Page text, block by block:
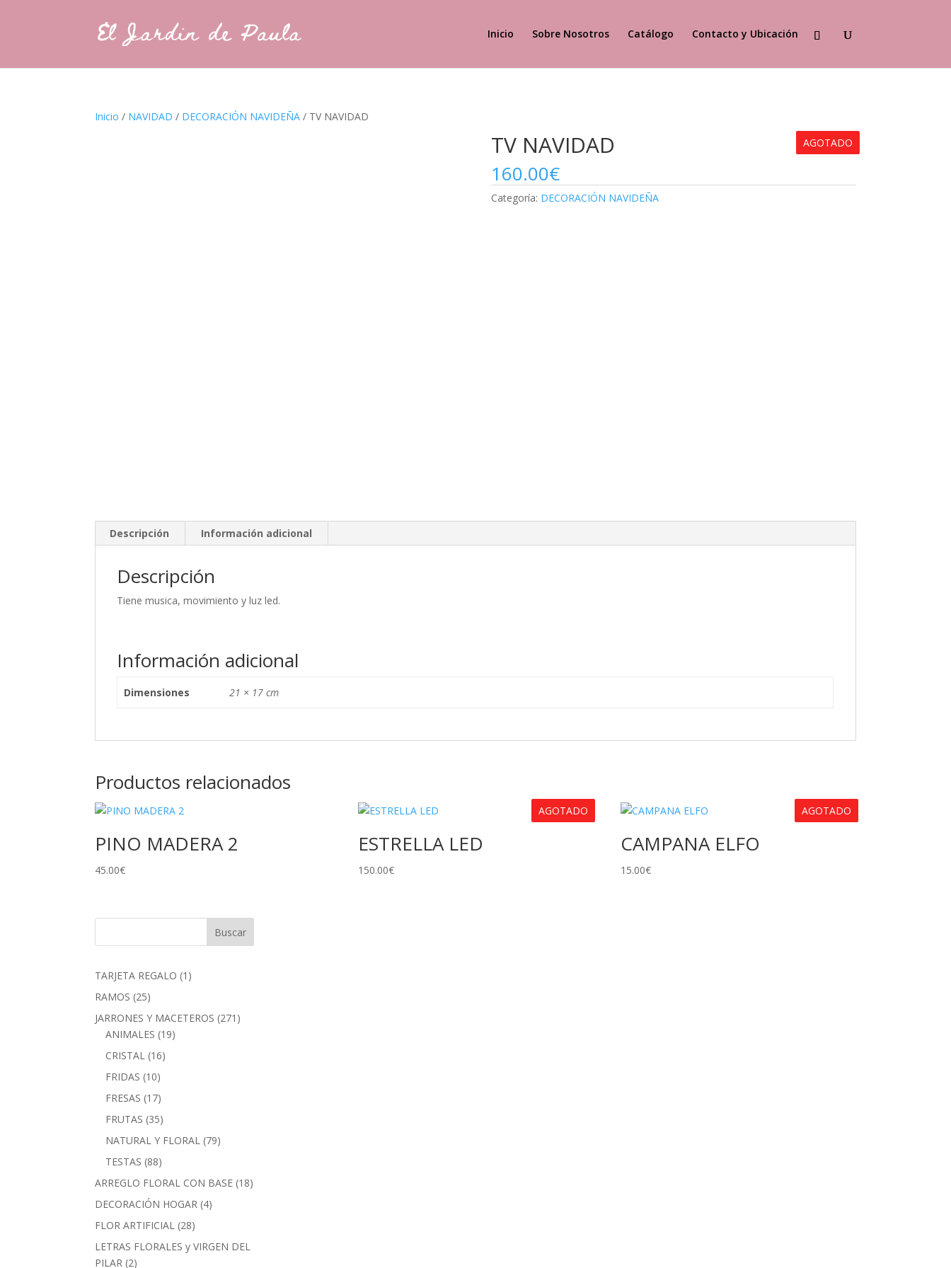
Inicio Sobre Nosotros Catálogo Contacto y Ubicación
Inicio / NAVIDAD / DECORACIÓN NAVIDEÑA / TV NAVIDAD
AGOTADO
TV NAVIDAD
160.00€
Categoría: DECORACIÓN NAVIDEÑA
Descripción Información adicional
Descripción
Tiene musica, movimiento y luz led.
Información adicional
Dimensiones 21 × 17 cm
Productos relacionados
PINO MADERA 2
45.00€
AGOTADO
ESTRELLA LED
150.00€
AGOTADO
CAMPANA ELFO
15.00€
TARJETA REGALO 1 1
RAMOS 2525
productos
JARRONES Y MACETEROS 271 271
ANIMALES 1919
CRISTAL 1616
FRIDAS 1010
productos
FRESAS 1717
productos
FRUTAS 3535
productos
NATURAL Y FLORAL 7979
TESTAS 8888
productos
ARREGLO FLORAL CON BASE 1818
DECORACIÓN HOGAR 44
FLOR ARTIFICIAL 2828
productos
LETRAS FLORALES y VIRGEN DEL
PILAR 22